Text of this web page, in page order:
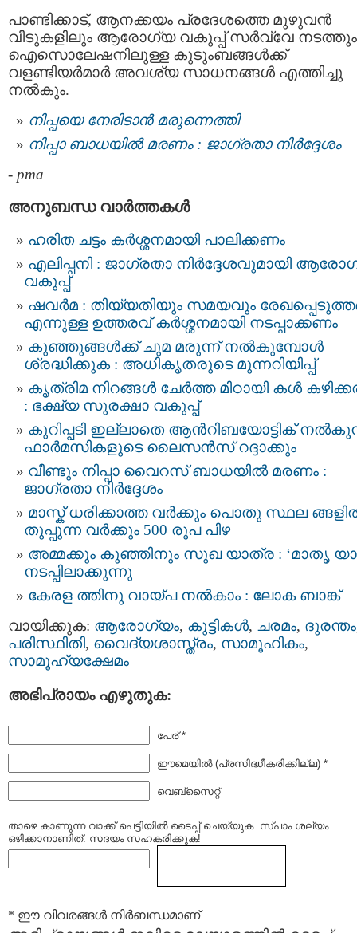
പാണ്ടിക്കാട്, ആനക്കയം പ്രദേശത്തെ മുഴുവന്‍
വീടുകളിലും ആരോഗ്യ വകുപ്പ് സര്‍വ്വേ
ഐസൊലേഷനിലുള്ള കുടുംബങ്ങള്‍ക്ക്
വളണ്ടിയര്‍മാര്‍ അവശ്യ സാധനങ്ങള്‍ എത്തിച്ചു
നല്‍കും.
നിപ്പയെ നേരിടാൻ മരുന്നെത്തി
നിപ്പാ ബാധയില്‍ മരണം : ജാഗ്രതാ നിര്‍ദ്ദേശം
- pma
അനുബന്ധ വാര്‍ത്തകള്‍
ഹരിത ചട്ടം കർശ്ശനമായി പാലിക്കണം
എലിപ്പനി : ജാഗ്രതാ നിർദ്ദേശവുമായി
വകുപ്പ്‌
ഷവർമ : തിയ്യതിയും സമയവും
എന്നുള്ള ഉത്തരവ് കർശ്ശനമായി നടപ്പാക്കണം
കുഞ്ഞുങ്ങൾക്ക് ചുമ മരുന്ന് നൽകുമ്പോൾ
ശ്രദ്ധിക്കുക : അധികൃതരുടെ മുന്നറിയിപ്പ്
കൃത്രിമ നിറങ്ങള്‍ ചേര്‍ത്ത മിഠായി കൾ
: ഭക്ഷ്യ സുരക്ഷാ വകുപ്പ്
കുറിപ്പടി ഇല്ലാതെ ആന്‍റിബയോട്ടിക്
ഫാർമസികളുടെ ലൈസൻസ് റദ്ദാക്കും
വീണ്ടും നിപ്പാ വൈറസ് ബാധയില്‍ മരണം :
ജാഗ്രതാ നിര്‍ദ്ദേശം
മാസ്ക് ധരിക്കാത്ത വര്‍ക്കും പൊതു സ്ഥല
തുപ്പുന്ന വര്‍ക്കും 500 രൂപ പിഴ
അമ്മക്കും കുഞ്ഞിനും സുഖ യാത്ര : ‘മാ​തൃ​
നടപ്പിലാക്കുന്നു
കേരള ത്തിനു വായ്പ നല്‍കാം : ലോക ബാങ്ക്
വായിക്കുക: ആരോഗ്യം, കുട്ടികള്‍, ചരമം, ദുരന്തം
പരിസ്ഥിതി, വൈദ്യശാസ്ത്രം, സാമൂഹികം,
സാമൂഹ്യക്ഷേമം
അഭിപ്രായം എഴുതുക:
പേര് *
ഈമെയില്‍ (പ്രസിദ്ധീകരിക്കില്ല) *
വെബ്സൈറ്റ്
താഴെ കാണുന്ന വാക്ക് പെട്ടിയില്‍ ടൈപ്പ്‌ ചെയ്യുക. സ്പാം ശല്യം
ഒഴിക്കാനാണിത്. സദയം സഹകരിക്കുക!
* ഈ വിവരങ്ങള്‍ നിര്‍ബന്ധമാണ്